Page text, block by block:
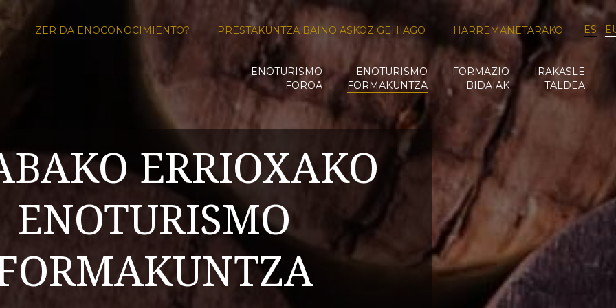
ZER DA ENOCONOCIMIENTO? PRESTAKUNTZA BAINO ASKOZ GEHIAGO HARREMANETARAKO ES
ENOTURISMO
FOROA
ENOTURISMO
FORMAKUNTZA
FORMAZIO
BIDAIAK
IRAKASLE
TALDEA
ERRIOXAKO
ENOTURISMO